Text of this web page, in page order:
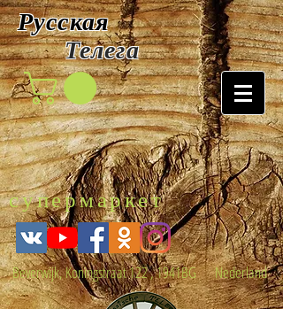
Русская
Телега
супермаркет
Beverwijk, Koningstraat 122 , 1941BG Nederland